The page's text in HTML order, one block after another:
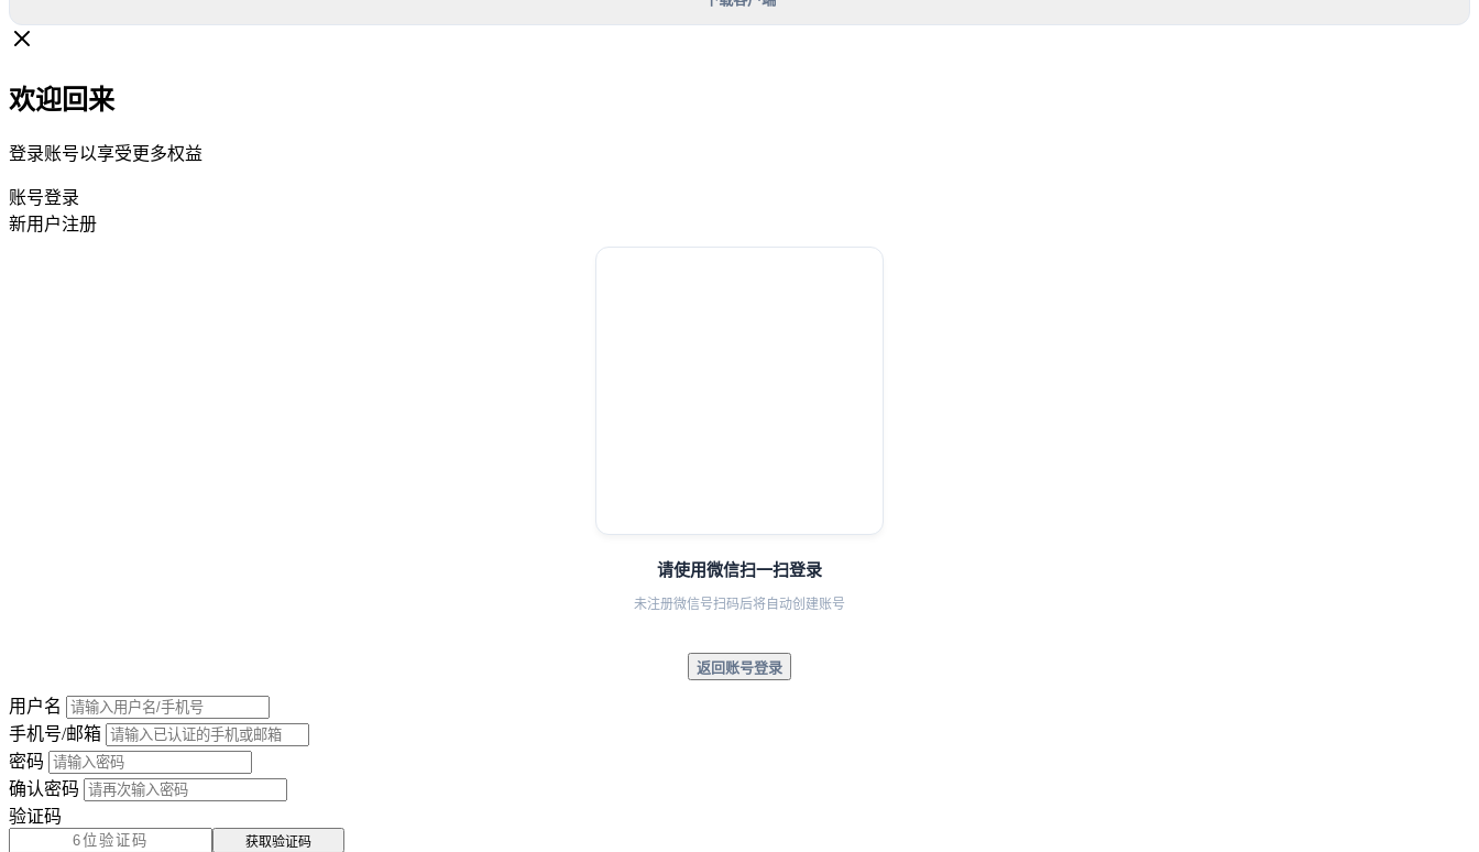
欢迎回来
登录账号以享受更多权益
账号登录
新用户注册
请使用微信扫一扫登录
未注册微信号扫码后将自动创建账号
返回账号登录
用户名
手机号/邮箱
密码
确认密码
验证码
获取验证码